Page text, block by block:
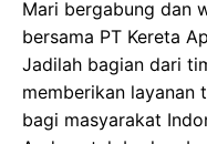
Mari bergabung dan
bersama PT Kereta
Jadilah bagian dari
memberikan
bagi masyarakat